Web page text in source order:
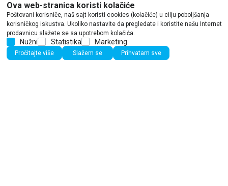
Newsletter i Viber
Prijavite se na Newsletter i Viber listu i među prvima
saznajte sve o novim naslovima i aktuelnim popustima
Vulkan izdavaštva.
Ova web-stranica koristi kolačiće
Poštovani korisniče, naš sajt koristi cookies (kolačiće) u cilju poboljšanja
korisničkog iskustva. Ukoliko nastavite da pregledate i koristite našu Internet
prodavnicu slažete se sa upotrebom kolačića.
Nužni Statistika Marketing
Pročitajte više Slažem se Prihvatam sve